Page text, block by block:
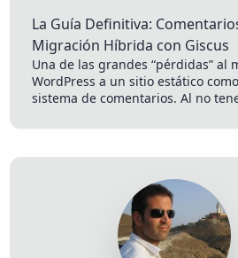
crítica dejó de funcionar:...
La Guía Definitiva:
Migración Híbrida con Giscus
Una de las grandes “pérdidas” al
WordPress a un sitio estático
sistema de comentarios. Al no